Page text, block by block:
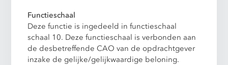
Functieschaal
Deze functie is ingedeeld in functieschaal
schaal 10. Deze functieschaal is verbonden aan
de desbetreffende CAO van de opdrachtgever
inzake de gelijke/gelijkwaardige beloning.